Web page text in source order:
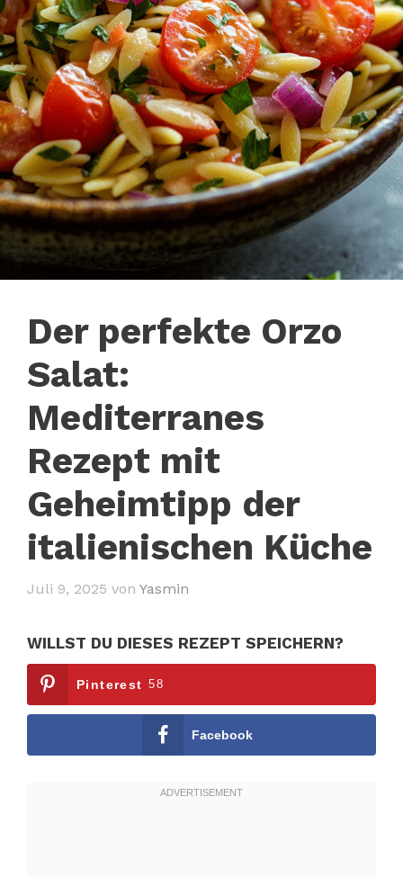
Der perfekte Orzo
Salat:
Mediterranes
Rezept mit
Geheimtipp der
italienischen Küche
Juli 9, 2025 vonYasmin
WILLST DU DIESES REZEPT SPEICHERN?
Pinterest 58
Facebook